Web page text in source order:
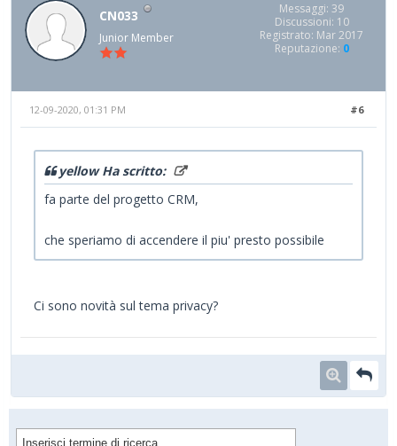
CN033
Junior Member
Messaggi: 39
Discussioni: 10
Registrato: Mar 2017
Reputazione: 0
#6
12-09-2020, 01:31 PM
yellow Ha scritto:
fa parte del progetto CRM,
che speriamo di accendere il piu' presto possibile
Ci sono novità sul tema privacy?